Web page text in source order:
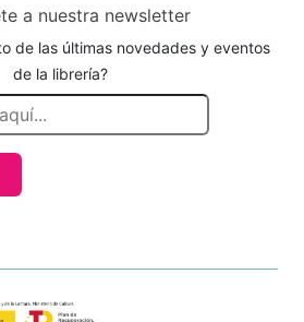
a nuestra newsletter
de las últimas novedades y eventos
de la librería?